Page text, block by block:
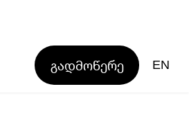
გადმოწერე EN